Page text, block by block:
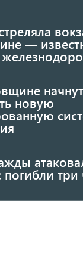
—
начнут
новую
три